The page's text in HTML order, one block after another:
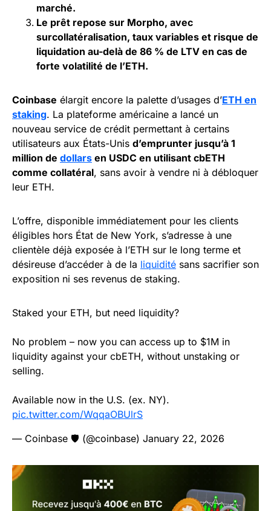
marché.
Le prêt repose sur Morpho, avec
surcollatéralisation, taux variables et risque de
liquidation au-delà de 86 % de LTV en cas de
forte volatilité de l’ETH.
Coinbase élargit encore la palette d’usages d’ETH en
staking. La plateforme américaine a lancé un
nouveau service de crédit permettant à certains
utilisateurs aux États-Unis d’emprunter jusqu’à 1
million de dollars en USDC en utilisant cbETH
comme collatéral, sans avoir à vendre ni à débloquer
leur ETH.
L’offre, disponible immédiatement pour les clients
éligibles hors État de New York, s’adresse à une
clientèle déjà exposée à l’ETH sur le long terme et
désireuse d’accéder à de la liquidité sans sacrifier son
exposition ni ses revenus de staking.
Staked your ETH, but need liquidity?
No problem – now you can access up to $1M in
liquidity against your cbETH, without unstaking or
selling.
Available now in the U.S. (ex. NY).
pic.twitter.com/WqqaOBUlrS
— Coinbase 🛡️ (@coinbase) January 22, 2026